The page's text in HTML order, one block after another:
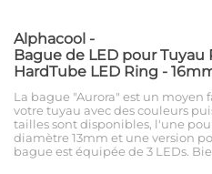
Alphacool -
Bague de LED pour Tuyau
HardTube LED Ring -
La bague "Aurora" est un moyen
votre tuyau avec des couleurs
tailles sont disponibles, l'une
diamètre 13mm et une version
bague est équipée de 3 LEDs.